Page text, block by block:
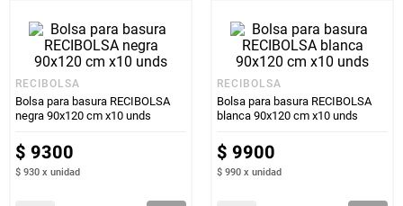
RECIBOLSA
Bolsa para basura RECIBOLSA
negra 90x120 cm x10 unds
$ 9300
$ 930 x unidad
RECIBOLSA
Bolsa para basura RECIBOLSA
blanca 90x120 cm x10 unds
$ 9900
$ 990 x unidad